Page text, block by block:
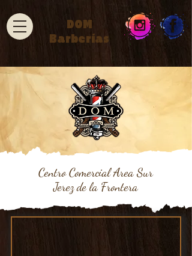
DOM
Barberías
Centro Comercial Area Sur
Jerez de la Frontera